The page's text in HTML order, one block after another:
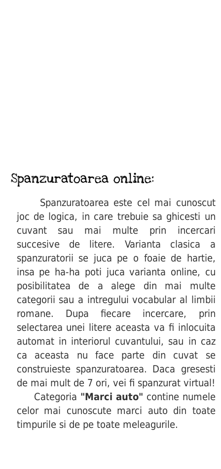
Spanzuratoarea online:
Spanzuratoarea este cel mai cunoscut
joc de logica, in care trebuie sa ghicesti un
cuvant sau mai multe prin incercari
succesive de litere. Varianta clasica a
spanzuratorii se juca pe o foaie de hartie,
insa pe ha-ha poti juca varianta online, cu
posibilitatea de a alege din mai multe
categorii sau a intregului vocabular al limbii
romane. Dupa fiecare incercare, prin
selectarea unei litere aceasta va fi inlocuita
automat in interiorul cuvantului, sau in caz
ca aceasta nu face parte din cuvat se
construieste spanzuratoarea. Daca gresesti
de mai mult de 7 ori, vei fi spanzurat virtual!
Categoria "Marci auto" contine numele
celor mai cunoscute marci auto din toate
timpurile si de pe toate meleagurile.